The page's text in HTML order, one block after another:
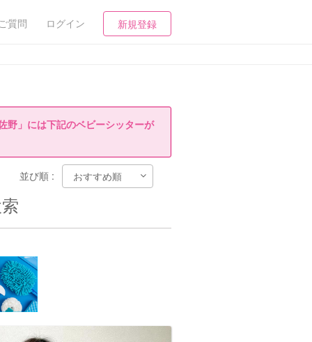
質問 ログイン 新規登録
野」には下記のベビーシッターが
並び順 :